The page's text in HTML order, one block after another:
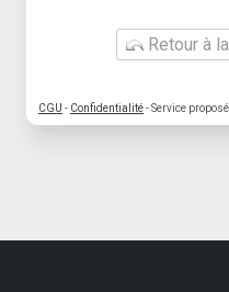
Retour à
CGU - Confidentialité- Service